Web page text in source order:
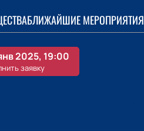
БЛИЖАЙШИЕ МЕРОПРИЯТИЯ